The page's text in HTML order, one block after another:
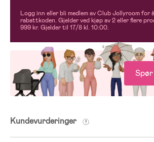
Logg inn eller bli medlem av Club Jollyroom for
rabattkoden. Gjelder ved kjøp av 2 eller flere
999 kr. Gjelder til 17/8 kl. 10:00.
Kundevurderinger